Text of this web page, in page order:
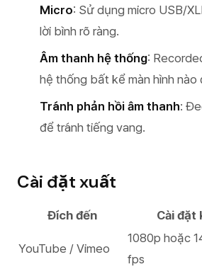
Micro: Sử dụng micro USB/
lời bình rõ ràng.
Âm thanh hệ thống:
hệ thống bất kể màn hình nào
Tránh phản hồi âm thanh:
để tránh tiếng vang.
Cài đặt xuất
Đích đến Cài đặt
YouTube / Vimeo
1080p hoặc
fps